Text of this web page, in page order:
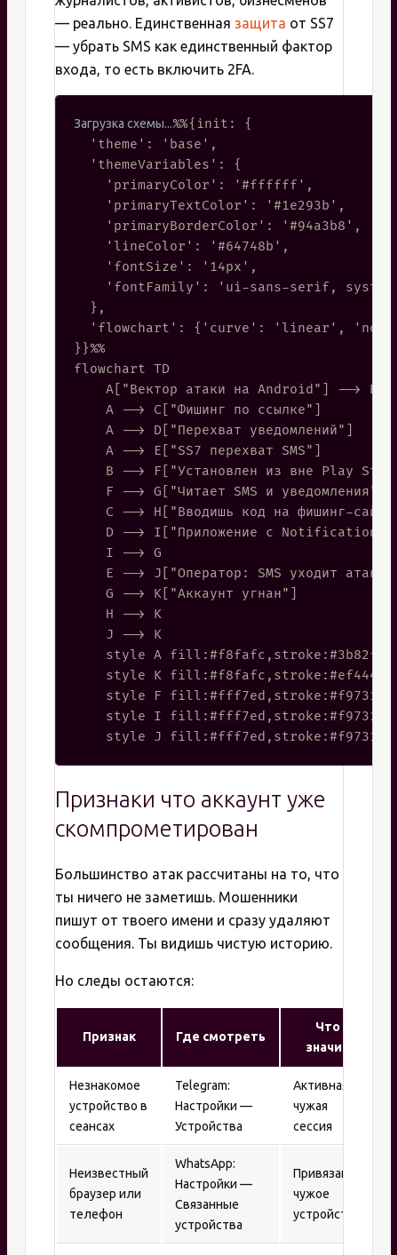
— реально. Единственная защита от SS7
— убрать SMS как единственный фактор
входа, то есть включить 2FA.
%%{init: {
  'theme': 'base',
  'themeVariables': {
    'primaryColor': '#ffffff',
    'primaryTextColor': '#1e293b',
    'primaryBorderColor': '#94a3b8',
    'lineColor': '#64748b',
    'fontSize': '14px',
'fontFamily': 'ui-sans-serif,
  },
'flowchart': {'curve': 'linear',
}}%%
flowchart TD
A["Вектор атаки на Android"] -->
    A --> C["Фишинг по ссылке"]
    A --> D["Перехват уведомлений"]
    A --> E["SS7 перехват SMS"]
B --> F["Установлен из вне Play
    F --> G["Читает SMS и уведомления"]
C --> H["Вводишь код на фишинг-
D --> I["Приложение с Notification
    I --> G
E --> J["Оператор: SMS уходит
    G --> K["Аккаунт угнан"]
    H --> K
    J --> K
style A
style K
style F
style I
Признаки что аккаунт уже
скомпрометирован
Большинство атак рассчитаны на то, что
ты ничего не заметишь. Мошенники
пишут от твоего имени и сразу удаляют
сообщения. Ты видишь чистую историю.
Но следы остаются:
Признак Где смотреть
Что
значит
Незнакомое
устройство в
сеансах
Telegram:
Настройки —
Устройства
Активная
чужая
сессия
Неизвестный
браузер или
телефон
WhatsApp:
Настройки —
Связанные
устройства
Привязано
чужое
устройство